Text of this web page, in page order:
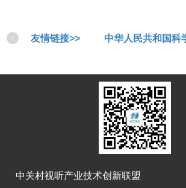
友情链接>> 中华人民共和国科
中关村视听产业技术创新联盟